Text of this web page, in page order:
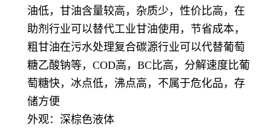
油低，甘油含量较高，杂质少，性价比高，在
助剂行业可以替代工业甘油使用，节省成本，
粗甘油在污水处理复合碳源行业可以代替葡萄
糖乙酸钠等，COD高，BC比高，分解速度比葡
萄糖快，冰点低，沸点高，不属于危化品，存
储方便
外观：深棕色液体